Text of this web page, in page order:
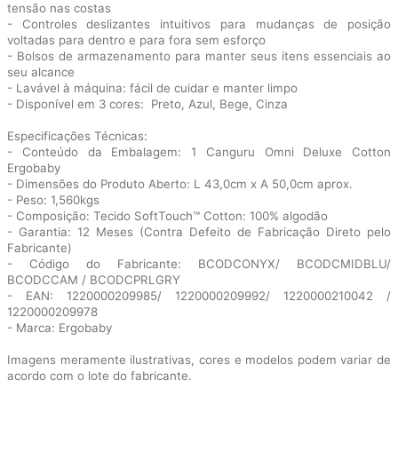
tensão nas costas
- Controles deslizantes intuitivos para mudanças de posição
voltadas para dentro e para fora sem esforço
- Bolsos de armazenamento para manter seus itens essenciais ao
seu alcance
- Lavável à máquina: fácil de cuidar e manter limpo
- Disponível em 3 cores: Preto, Azul, Bege, Cinza
Especificações Técnicas:
- Conteúdo da Embalagem: 1 Canguru Omni Deluxe Cotton
Ergobaby
- Dimensões do Produto Aberto: L 43,0cm x A 50,0cm aprox.
- Peso: 1,560kgs
- Composição: Tecido SoftTouch™ Cotton: 100% algodão
- Garantia: 12 Meses (Contra Defeito de Fabricação Direto pelo
Fabricante)
- Código do Fabricante: BCODCONYX/ BCODCMIDBLU/
BCODCCAM / BCODCPRLGRY
- EAN: 1220000209985/ 1220000209992/ 1220000210042 /
1220000209978
- Marca: Ergobaby
Imagens meramente ilustrativas, cores e modelos podem variar de
acordo com o lote do fabricante.